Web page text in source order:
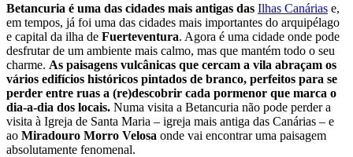
Betancuria é uma das cidades mais antigas das Ilhas Canárias e,
em tempos, já foi uma das cidades mais importantes do arquipélago
e capital da ilha de Fuerteventura. Agora é uma cidade onde pode
desfrutar de um ambiente mais calmo, mas que mantém todo o seu
charme. As paisagens vulcânicas que cercam a vila abraçam os
vários edifícios históricos pintados de branco, perfeitos para se
perder entre ruas a (re)descobrir cada pormenor que marca o
dia-a-dia dos locais. Numa visita a Betancuria não pode perder a
visita à Igreja de Santa Maria – igreja mais antiga das Canárias – e
ao Miradouro Morro Velosa onde vai encontrar uma paisagem
absolutamente fenomenal.